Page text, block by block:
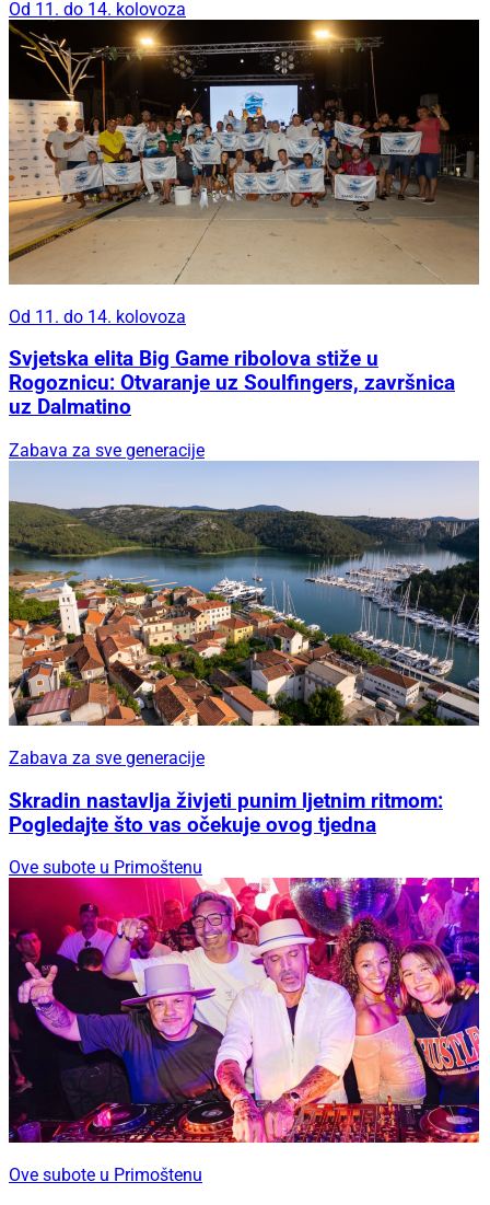
Od 11. do 14. kolovoza
Od 11. do 14. kolovoza
Svjetska elita Big Game ribolova stiže u
Rogoznicu: Otvaranje uz Soulfingers, završnica
uz Dalmatino
Zabava za sve generacije
Zabava za sve generacije
Skradin nastavlja živjeti punim ljetnim ritmom:
Pogledajte što vas očekuje ovog tjedna
Ove subote u Primoštenu
Ove subote u Primoštenu